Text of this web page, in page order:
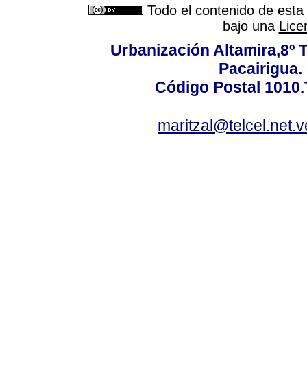
Todo el contenido de
bajo una
Urbanización Altamira,8º
Pacairigua.
Código Postal